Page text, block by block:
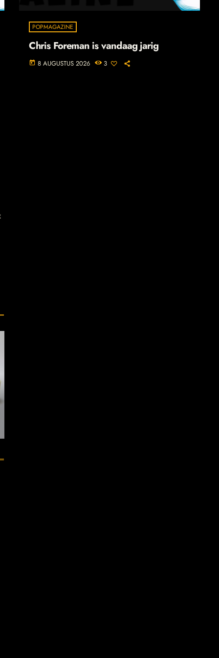
POPMAGAZINE
Chris Foreman is vandaag jarig
today 8 AUGUSTUS 2026 3